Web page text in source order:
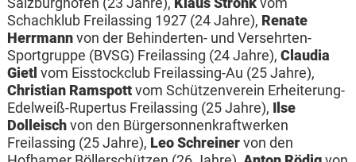
Schachklub Freilassing 1927 (24 Jahre), Renate
Herrmannvon der Behinderten- und Versehrten-
Sportgruppe (BVSG) Freilassing (24 Jahre), Claudia
Gietl vom Eisstockclub Freilassing-Au (25 Jahre),
Christian Ramspottvom Schützenverein Erheiterung-
Edelweiß-Rupertus Freilassing (25 Jahre), Ilse
Dolleischvon den Bürgersonnenkraftwerken
Freilassing (25 Jahre), Leo Schreinervon den